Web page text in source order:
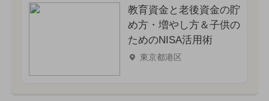
教育資金と老後資金の貯
め方・増やし方＆子供の
ためのNISA活用術
東京都港区